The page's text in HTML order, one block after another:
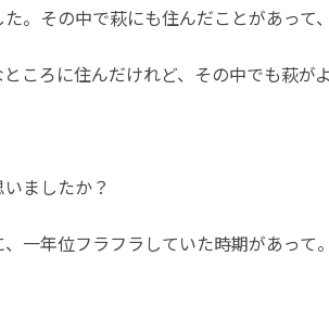
。その中で萩にも住んだことがあって
ころに住んだけれど、その中でも萩が
ましたか？
一年位フラフラしていた時期があっ